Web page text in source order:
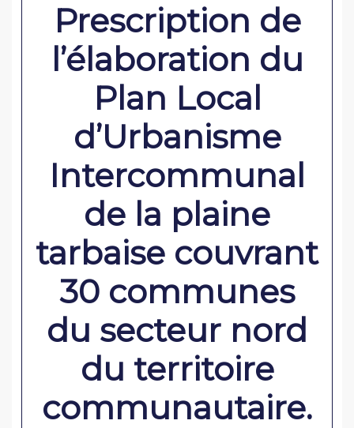
Prescription de
l’élaboration du
Plan Local
d’Urbanisme
Intercommunal
de la plaine
tarbaise couvrant
30 communes
du secteur nord
du territoire
communautaire.